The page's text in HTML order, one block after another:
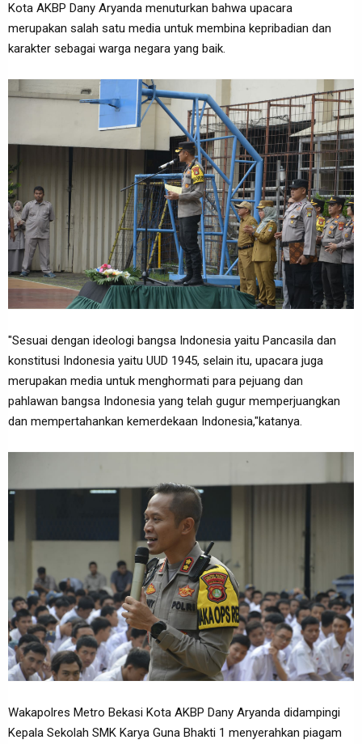
Kota AKBP Dany Aryanda menuturkan bahwa upacara
merupakan salah satu media untuk membina kepribadian dan
karakter sebagai warga negara yang baik.
"Sesuai dengan ideologi bangsa Indonesia yaitu Pancasila dan
konstitusi Indonesia yaitu UUD 1945, selain itu, upacara juga
merupakan media untuk menghormati para pejuang dan
pahlawan bangsa Indonesia yang telah gugur memperjuangkan
dan mempertahankan kemerdekaan Indonesia,"katanya.
Wakapolres Metro Bekasi Kota AKBP Dany Aryanda didampingi
Kepala Sekolah SMK Karya Guna Bhakti 1 menyerahkan piagam